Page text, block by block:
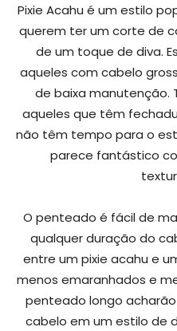
Pixie Acahu é um estilo
querem ter um corte de
de um toque de diva.
aqueles com cabelo
de baixa manutenção.
aqueles que têm
não têm tempo para o
parece fantástico
O penteado é fácil de
qualquer duração do
entre um pixie acahu e
menos emaranhados e
penteado longo
cabelo em um estilo de